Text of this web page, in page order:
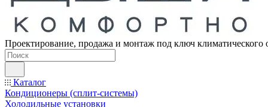
Проектирование, продажа и монтаж под ключ климатического
Каталог
Кондиционеры (сплит-системы)
Холодильные установки